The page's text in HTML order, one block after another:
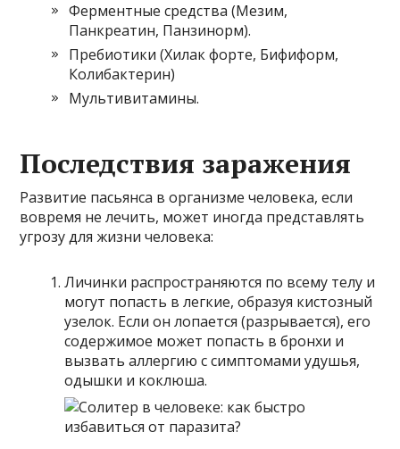
Ферментные средства (Мезим,
Панкреатин, Панзинорм).
Пребиотики (Хилак форте, Бифиформ,
Колибактерин)
Мультивитамины.
Последствия заражения
Развитие пасьянса в организме человека, если
вовремя не лечить, может иногда представлять
угрозу для жизни человека:
Личинки распространяются по всему телу и
могут попасть в легкие, образуя кистозный
узелок. Если он лопается (разрывается), его
содержимое может попасть в бронхи и
вызвать аллергию с симптомами удушья,
одышки и коклюша.